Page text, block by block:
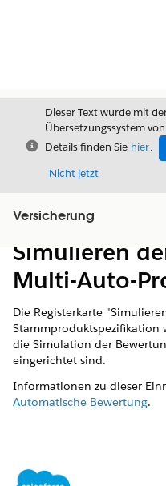
Schließen
Dieser Text wurde mit
Übersetzungssystem
Details finden Sie hier.
Nicht jetzt
VersicherungInhalt anzeigen
Inhalt
Simulieren
Multi-Auto-
Die Registerkarte
Stammproduktspezifikation
die Simulation der
eingerichtet sind.
Informationen zu dieser
Automatische Bewertung.
KONNTEN SIE IHR